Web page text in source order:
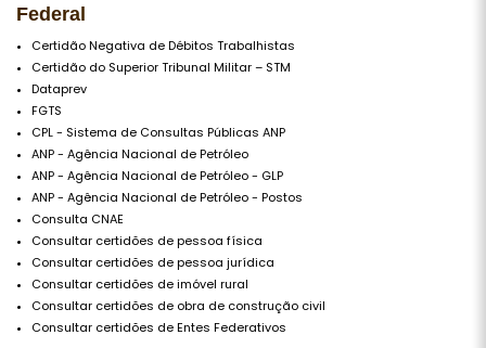
Federal
Certidão Negativa de Débitos Trabalhistas
Certidão do Superior Tribunal Militar – STM
Dataprev
FGTS
CPL - Sistema de Consultas Públicas ANP
ANP - Agência Nacional de Petróleo
ANP - Agência Nacional de Petróleo - GLP
ANP - Agência Nacional de Petróleo - Postos
Consulta CNAE
Consultar certidões de pessoa física
Consultar certidões de pessoa jurídica
Consultar certidões de imóvel rural
Consultar certidões de obra de construção civil
Consultar certidões de Entes Federativos